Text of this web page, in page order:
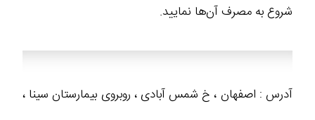
شروع به مصرف آن‌ها نمایید.
آدرس : اصفهان ، خ شمس آبادی ، روبروی بیمارستان سینا ،